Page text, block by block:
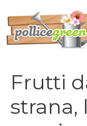
contenuto
Frutti
strana,